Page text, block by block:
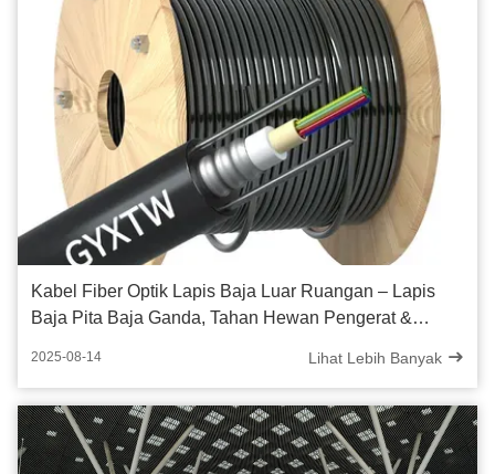
Kabel Fiber Optik Lapis Baja Luar Ruangan – Lapis
Baja Pita Baja Ganda, Tahan Hewan Pengerat &
2025-08-14 Lihat Lebih Banyak